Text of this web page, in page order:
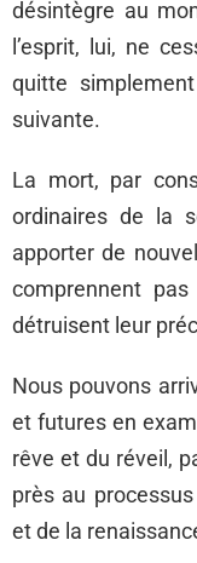
désintègre au
l’esprit, lui, ne
quitte
suivante.
La mort, par
ordinaires de la
apporter de
comprennent
détruisent leur
Nous pouvons
et futures en
rêve et du réveil,
près au
et de la